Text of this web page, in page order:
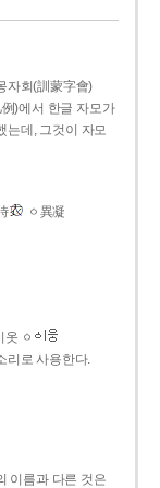
자회(訓蒙字會)
)에서 한글 자모가
는데, 그것이 자모
ㆁ異凝
ㆁ
리로 사용한다.
이름과 다른 것은